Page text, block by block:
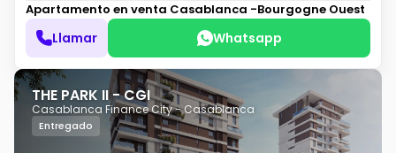
Apartamento en venta Casablanca -Bourgogne Ouest
Llamar Whatsapp
THE PARK II - CGI
Casablanca Finance City - Casablanca
Entregado